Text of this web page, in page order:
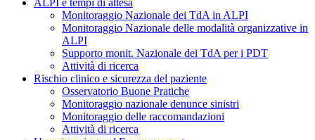
ALPI e tempi di attesa
Monitoraggio Nazionale dei TdA in ALPI
Monitoraggio Nazionale delle modalità organizzative in
ALPI
Supporto monit. Nazionale dei TdA per i PDT
Attività di ricerca
Rischio clinico e sicurezza del paziente
Osservatorio Buone Pratiche
Monitoraggio nazionale denunce sinistri
Monitoraggio delle raccomandazioni
Attività di ricerca